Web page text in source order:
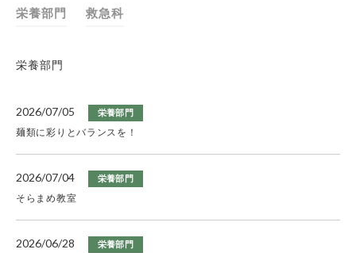
栄養部門 救急科
栄養部門
2026/07/05 栄養部門
麺類に彩りとバランスを！
2026/07/04 栄養部門
そらまめ教室
2026/06/28 栄養部門